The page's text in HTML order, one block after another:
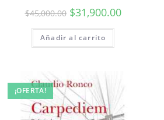
$45,000.00 $31,900.00
Añadir al carrito
¡OFERTA!